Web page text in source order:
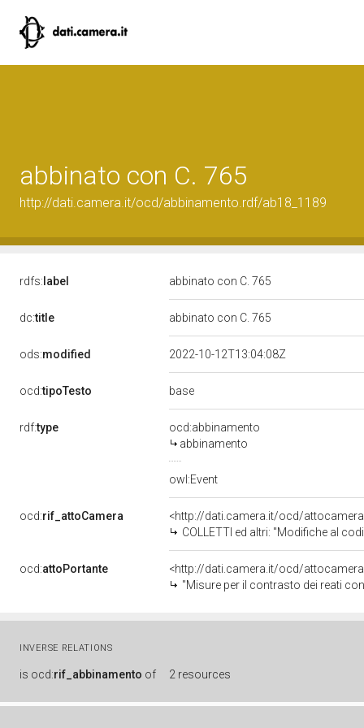
abbinato con C. 765
http://dati.camera.it/ocd/abbinamento.rdf/ab18_1189
rdfs: label abbinato con C. 765
dc:title abbinato con C. 765
ods:modified 2022-10-12T13:04:08Z
ocd:tipoTesto base
rdf:type
ocd:abbinamento
abbinamento
owl:Event
ocd:rif_attoCamera
<http://dati.camera.it/ocd/
COLLETTI ed altri: "Modifiche al
ocd:attoPortante
<http://dati.camera.it/ocd/
"Misure per il contrasto dei reati contro
INVERSE RELATIONS
is ocd:rif_abbinamento of 2 resources